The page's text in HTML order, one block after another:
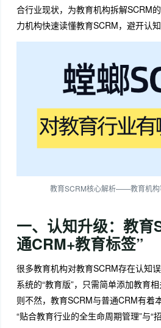
合行业现状，为教育机构拆解SCRM
力机构快速读懂教育SCRM，避开认知
教育SCRM核心解析——教育机构
一、认知升级：教育
通CRM+教育标签”
很多教育机构对教育SCRM存在认知
系统的“教育版”，只需简单添加教育
则不然，教育SCRM与普通CRM有着
“贴合教育行业的全生命周期管理”与“